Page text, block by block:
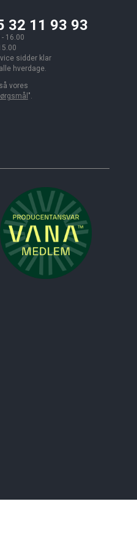
32 11 93 93
- 16.00
sidder klar
hverdage.
vores
".